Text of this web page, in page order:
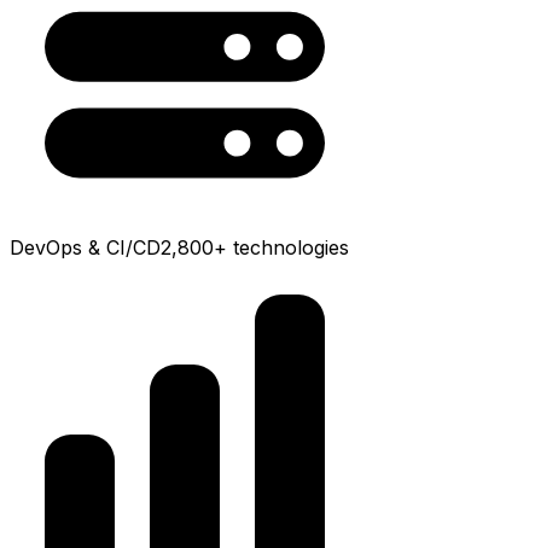
DevOps & CI/CD2,800+ technologies